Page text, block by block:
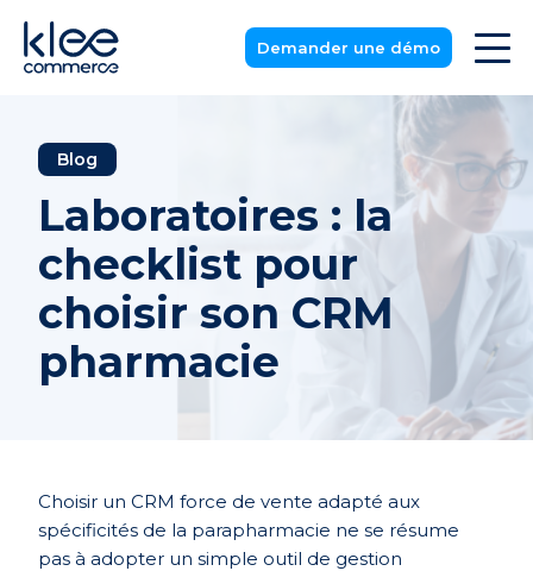
Demander une démo
Blog
Laboratoires : la
checklist pour
choisir son CRM
pharmacie
Choisir un CRM force de vente adapté aux
spécificités de la parapharmacie ne se résume
pas à adopter un simple outil de gestion